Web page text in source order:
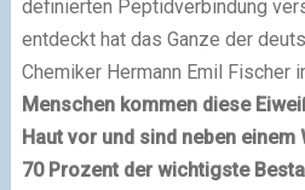
definierten Peptidverbindung
entdeckt hat das Ganze der
Chemiker Hermann Emil Fischer
Menschen kommen diese
Haut vor und sind neben
70 Prozent der wichtigste